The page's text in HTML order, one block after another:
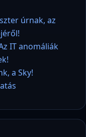
úrnak, az
IT anomáliák
a Sky!